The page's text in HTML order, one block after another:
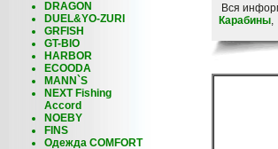
DRAGON
DUEL&YO-ZURI
GRFISH
GT-BIO
HARBOR
ECOODA
MANN`S
NEXT Fishing
Accord
NOEBY
FINS
Одежда COMFORT
Вся
Карабины,